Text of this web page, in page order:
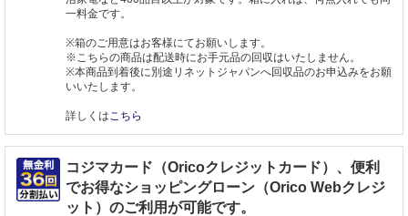
一料金です。
※箱のご用意はお客様にてお願いします。
※こちらの商品は配送時にお手元品の回収はいたしません。
※本商品到着後に別途リネットジャパンへ回収品のお申込みをお願
いいたします。
詳しくはこちら
コジマカード（Oricoクレジットカード）、便利
でお得なショッピングローン（Orico Webクレジ
ット）のご利用が可能です。